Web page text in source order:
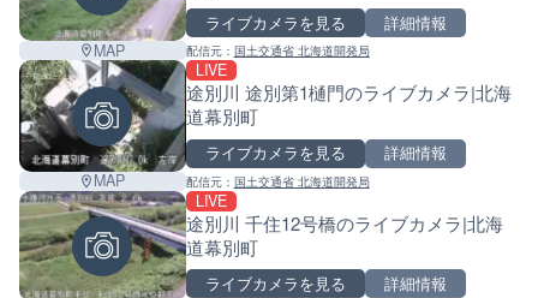
MAP
ライブカメラを見る 詳細情報
配信元： 国土交通省 北海道開発局
MAP
LIVE
途別川 途別第1樋門のライブカメラ|北海
道幕別町
ライブカメラを見る 詳細情報
配信元： 国土交通省 北海道開発局
LIVE
途別川 千住12号橋のライブカメラ|北海
道幕別町
ライブカメラを見る 詳細情報